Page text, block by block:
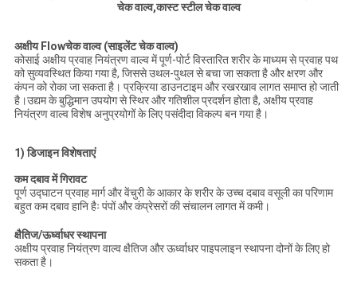
चेक वाल्व,कास्ट स्टील चेक वाल्व
अक्षीय Fl owचेक वाल्व (साइलेंट चेक वाल्व)
कोसाई अक्षीय प्रवाह नियंत्रण वाल्व में पूर्ण-पोर्ट विस्तारित शरीर के माध्यम से प्रवाह पथ
को सुव्यवस्थित किया गया है, जिससे उथल-पुथल से बचा जा सकता है और क्षरण और
कंपन को रोका जा सकता है। प्रक्रिया डाउनटाइम और रखरखाव लागत समाप्त हो जाती
है।उद्यम के बुद्धिमान उपयोग से स्थिर और गतिशील प्रदर्शन होता है, अक्षीय प्रवाह
नियंत्रण वाल्व विशेष अनुप्रयोगों के लिए पसंदीदा विकल्प बन गया है।
1) डिजाइन विशेषताएं
कम दबाव में गिरावट
पूर्ण उद्घाटन प्रवाह मार्ग और वेंचुरी के आकार के शरीर के उच्च दबाव वसूली का परिणाम
बहुत कम दबाव हानि हैः पंपों और कंप्रेसरों की संचालन लागत में कमी।
क्षैतिज/ऊर्ध्वाधर स्थापना
अक्षीय प्रवाह नियंत्रण वाल्व क्षैतिज और ऊर्ध्वाधर पाइपलाइन स्थापना दोनों के लिए हो
सकता है।